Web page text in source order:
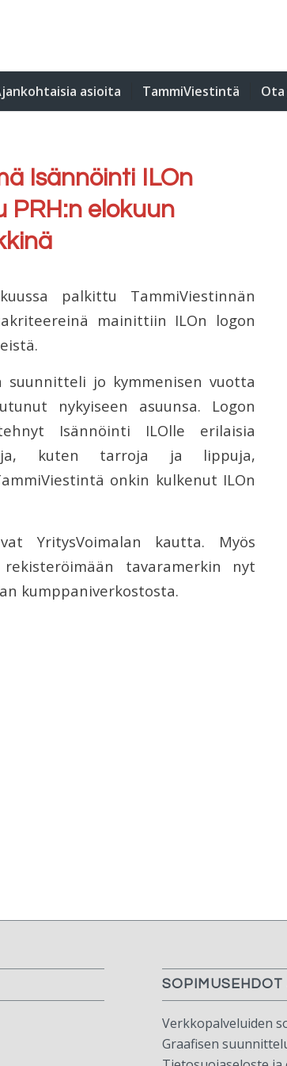
asioita TammiViestintä
Isännöinti ILOn
PRH:n elokuun
palkittu TammiViestinnän
mainittiin ILOn logon
suunnitteli jo kymmenisen vuotta
nykyiseen asuunsa. Logon
Isännöinti ILOlle erilaisia
kuten tarroja ja lippuja,
onkin kulkenut ILOn
YritysVoimalan kautta. Myös
tavaramerkin nyt
kumppaniverkostosta.
Verkkopalveluiden
Graafisen